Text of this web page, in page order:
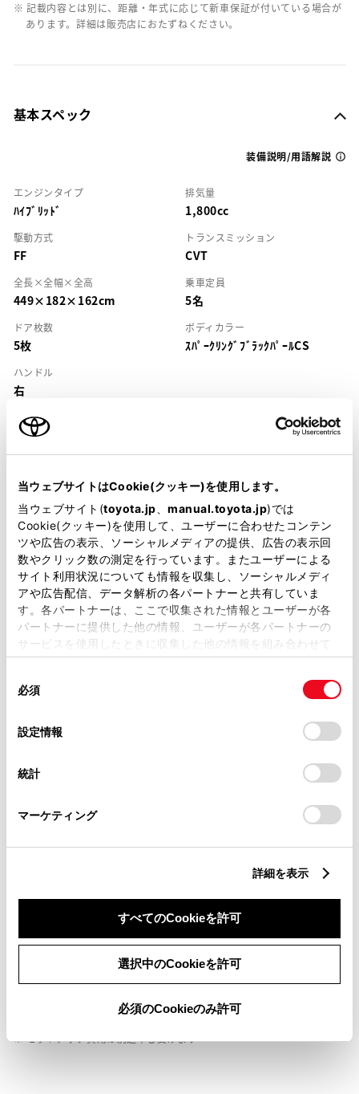
当ウェブサイトはCookie(クッキー)を使用します。
当ウェブサイト(toyota.jp manual.toyota.jp)では
Cookie(クッキー)を使用して、ユーザーに合わせたコンテン
ツや広告の表示、ソーシャルメディアの提供、広告の表示回
数やクリック数の測定を行っています。またユーザーによる
サイト利用状況についても情報を収集し、ソーシャルメディ
アや広告配信、データ解析の各パートナーと共有していま
す。各パートナーは、ここで収集された情報とユーザーが各
パートナーに提供した他の情報、ユーザーが各パートナーの
サービスを使用したときに収集した他の情報を組み合わせて
使用することがあります。当ウェブサイトの使用を続行する
デバイスにすべてのCookie(クッキー)が保存されることに同
意したことになります。Cookie(クッキー)のオプトアウト、
設定の変更、同意を撤回したりするにあたっては、当社の
「Cookie（クッキー）情報の取り扱いについて
」をご覧くだ
必須
設定情報
統計
マーケティング
詳細を表示
すべてのCookieを許可
選択中のCookieを許可
必須のCookieのみ許可
※ 記載内容とは別に、距離・年式に応じて新車保証が付いている場合が
あります。詳細は販売店におたずねください。
基本スペック
装備説明/用語解説
エンジンタイプ
ﾊｲﾌﾞﾘｯﾄﾞ
排気量
1,800cc
駆動方式
FF
トランスミッション
CVT
全長×全幅×全高
449×182×162cm
乗車定員
5名
ドア枚数
5枚
ボディカラー
ｽﾊﾟｰｸﾘﾝｸﾞﾌﾞﾗｯｸﾊﾟｰﾙCS
ハンドル
右
装備・仕様
装備説明/用語解説
基本装備
パワステ
ABS
横滑防止装置
リモコンスターター
※ セットアップ費用は別途申し受けます